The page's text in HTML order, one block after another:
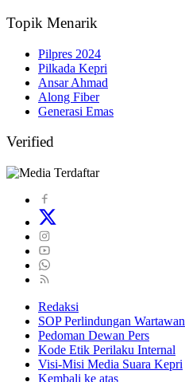
Topik Menarik
Pilpres 2024
Pilkada Kepri
Ansar Ahmad
Along Fiber
Generasi Emas
Verified
Redaksi
SOP Perlindungan Wartawan
Pedoman Dewan Pers
Kode Etik Perilaku Internal
Visi-Misi Media Suara Kepri
Kembali ke atas